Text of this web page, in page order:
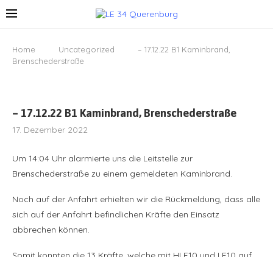
Home Uncategorized
– 17.12.22 B1 Kaminbrand,
Brenschederstraße
– 17.12.22 B1 Kaminbrand, Brenschederstraße
17. Dezember 2022
Um 14:04 Uhr alarmierte uns die Leitstelle zur
Brenschederstraße zu einem gemeldeten Kaminbrand.
Noch auf der Anfahrt erhielten wir die Rückmeldung, dass alle
sich auf der Anfahrt befindlichen Kräfte den Einsatz
abbrechen können.